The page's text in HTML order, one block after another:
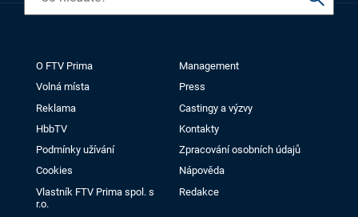
O FTV Prima
Management
Volná místa
Press
Reklama
Castingy a výzvy
HbbTV
Kontakty
Podmínky užívání
Zpracování osobních údajů
Cookies
Nápověda
Vlastník FTV Prima spol. s
r.o.
Redakce